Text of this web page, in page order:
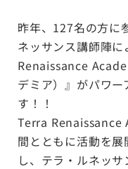
昨年、127名の方に
ネッサンス講師陣
Renaissance
デミア）』がパワ
す！！
Terra Renaissance
間とともに活動を
し、テラ・ルネッ